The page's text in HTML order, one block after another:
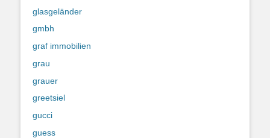
glasgeländer
gmbh
graf immobilien
grau
grauer
greetsiel
gucci
guess